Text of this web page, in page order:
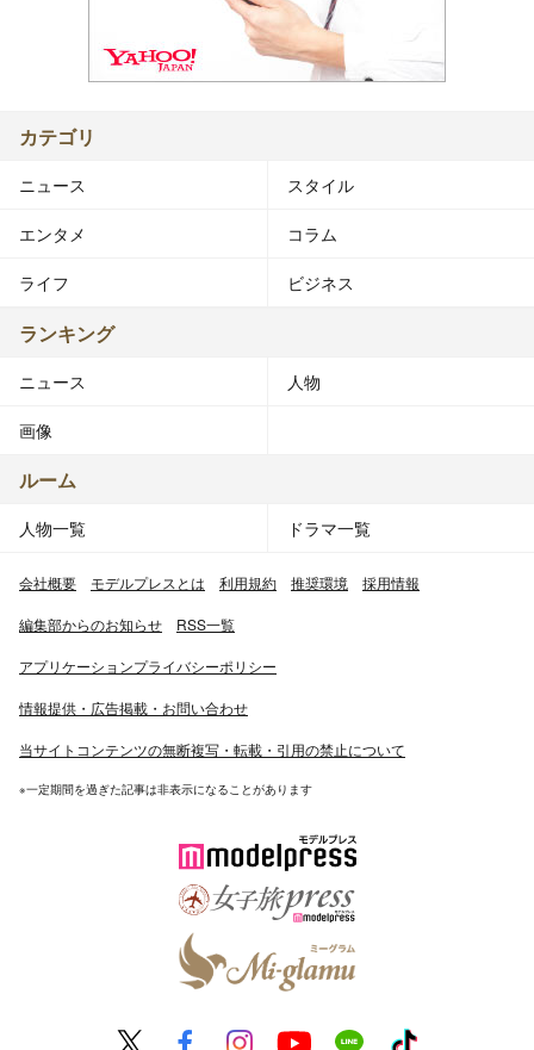
カテゴリ
ニュース スタイル
エンタメ コラム
ライフ ビジネス
ランキング
ニュース 人物
画像
ルーム
人物一覧 ドラマ一覧
会社概要 モデルプレスとは 利用規約 推奨環境 採用情報
編集部からのお知らせ RSS一覧
アプリケーションプライバシーポリシー
情報提供・広告掲載・お問い合わせ
当サイトコンテンツの無断複写・転載・引用の禁止について
※一定期間を過ぎた記事は非表示になることがあります